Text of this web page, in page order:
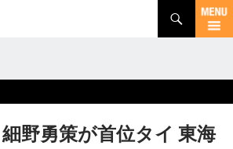
野勇策が首位タイ 東海